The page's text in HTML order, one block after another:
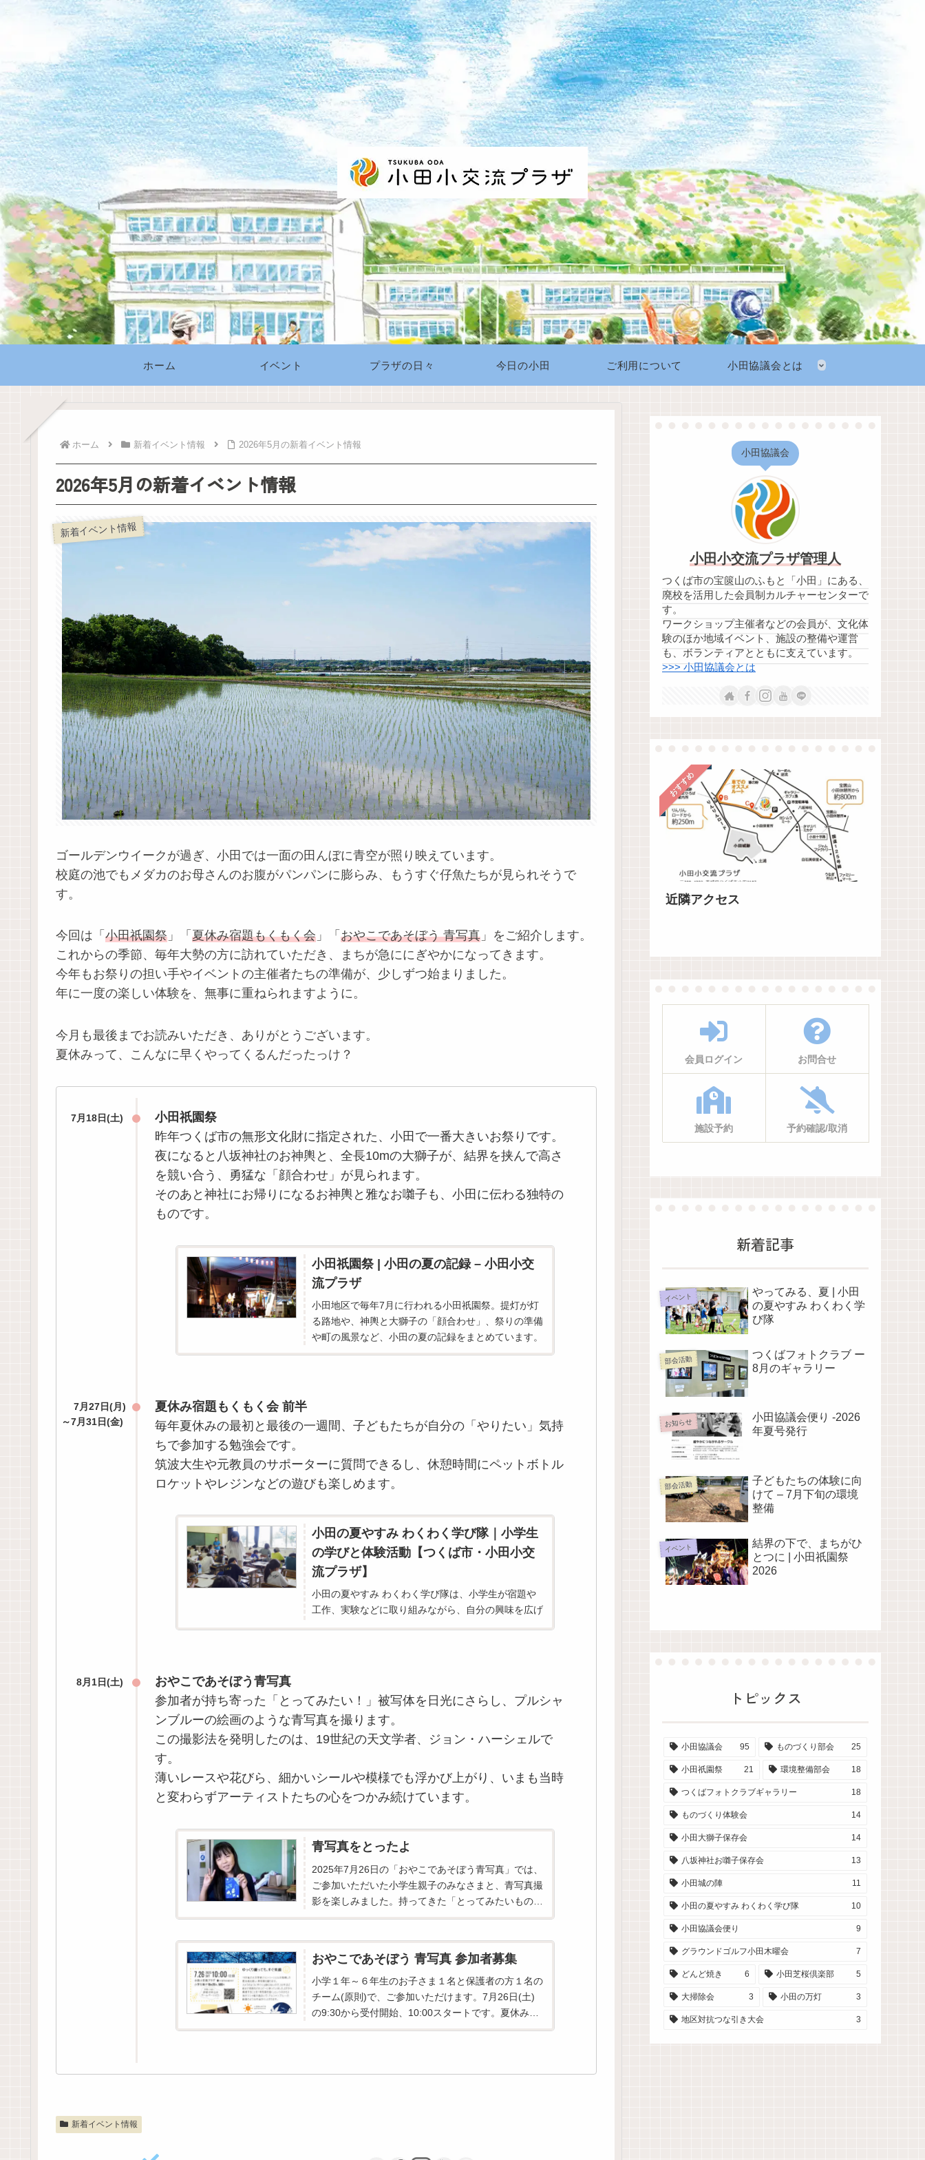
ホーム イベント プラザの日々 今日の小田 ご利用について 小田協議会とは
ホーム 新着イベント情報 2026年5月の新着イベント情報
2026年5月の新着イベント情報
新着イベント情報
ゴールデンウイークが過ぎ、小田では一面の田んぼに青空が照り映えています。
校庭の池でもメダカのお母さんのお腹がパンパンに膨らみ、もうすぐ仔魚たちが見られそうで
す。
今回は「 小田祇園祭 」「 夏休み宿題もくもく会 」「 おやこであそぼう 青写真 」をご紹介します。
これからの季節、毎年大勢の方に訪れていただき、まちが急ににぎやかになってきます。
今年もお祭りの担い手やイベントの主催者たちの準備が、少しずつ始まりました。
年に一度の楽しい体験を、無事に重ねられますように。
今月も最後までお読みいただき、ありがとうございます。
夏休みって、こんなに早くやってくるんだったっけ？
7月18日(土)
小田祇園祭
昨年つくば市の無形文化財に指定された、小田で一番大きいお祭りです。
夜になると八坂神社のお神輿と、全長10mの大獅子が、結界を挟んで高さ
を競い合う、勇猛な「顔合わせ」が見られます。
そのあと神社にお帰りになるお神輿と雅なお囃子も、小田に伝わる独特の
ものです。
小田祇園祭 | 小田の夏の記録 – 小田小交
流プラザ
小田地区で毎年7月に行われる小田祇園祭。提灯が灯
る路地や、神輿と大獅子の「顔合わせ」、祭りの準備
や町の風景など、小田の夏の記録をまとめています。
7月27日(月)
～7月31日(金)
夏休み宿題もくもく会 前半
毎年夏休みの最初と最後の一週間、子どもたちが自分の「やりたい」気持
ちで参加する勉強会です。
筑波大生や元教員のサポーターに質問できるし、休憩時間にペットボトル
ロケットやレジンなどの遊びも楽しめます。
小田の夏やすみ わくわく学び隊｜小学生
の学びと体験活動【つくば市・小田小交
流プラザ】
小田の夏やすみ わくわく学び隊は、小学生が宿題や
工作、実験などに取り組みながら、自分の興味を広げ
8月1日(土)
おやこであそぼう青写真
参加者が持ち寄った「とってみたい！」被写体を日光にさらし、プルシャ
ンブルーの絵画のような青写真を撮ります。
この撮影法を発明したのは、19世紀の天文学者、ジョン・ハーシェルで
す。
薄いレースや花びら、細かいシールや模様でも浮かび上がり、いまも当時
と変わらずアーティストたちの心をつかみ続けています。
青写真をとったよ
2025年7月26日の「おやこであそぼう青写真」では、
ご参加いただいた小学生親子のみなさまと、青写真撮
影を楽しみました。持ってきた「とってみたいもの」
を、自分のこだわりと発想で並べ変えたり重ねたりし
おやこであそぼう 青写真 参加者募集
小学１年～６年生のお子さま１名と保護者の方１名の
チーム(原則)で、ご参加いただけます。7月26日(土)
の9:30から受付開始、10:00スタートです。夏休みの
ひととき、親子でものづくりに熱中しましょう！撮り
新着イベント情報
小田協議会
小田小交流プラザ管理人
つくば市の宝篋山のふもと「小田」にある、
廃校を活用した会員制カルチャーセンターで
す。
ワークショップ主催者などの会員が、文化体
験のほか地域イベント、施設の整備や運営
も、ボランティアとともに支えています。
>>> 小田協議会とは
おすすめ
近隣アクセス
会員ログイン お問合せ
施設予約 予約確認/取消
新着記事
イベント
やってみる、夏 | 小田
の夏やすみ わくわく学
び隊
部会活動
つくばフォトクラブ ー
8月のギャラリー
お知らせ
小田協議会便り -2026
年夏号発行
部会活動
子どもたちの体験に向
けて – 7月下旬の環境
整備
イベント
結界の下で、まちがひ
とつに | 小田祇園祭
2026
トピックス
小田協議会 95 ものづくり部会 25
小田祇園祭 21 環境整備部会 18
つくばフォトクラブギャラリー 18
ものづくり体験会 14
小田大獅子保存会 14
八坂神社お囃子保存会 13
小田城の陣 11
小田の夏やすみ わくわく学び隊 10
小田協議会便り 9
グラウンドゴルフ小田木曜会 7
どんど焼き 6 小田芝桜倶楽部 5
大掃除会 3 小田の万灯 3
地区対抗つな引き大会 3